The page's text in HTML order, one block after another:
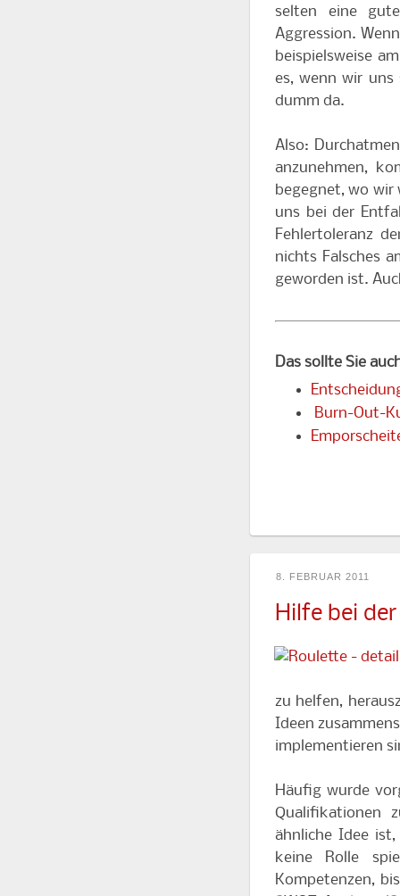
selten eine
Aggression.
beispielsweise
es, wenn wir
dumm da.
Also:
anzunehmen,
begegnet, wo wir
uns bei der
Fehlertoleranz
nichts Falsches
geworden ist.
Das sollte Sie
Burn-Out-
8. FEBRUAR 2011
Hilfe bei
zu helfen,
Ideen
implementieren
Häufig wurde
Qualifikationen
ähnliche Idee
keine Rolle
Kompetenzen,